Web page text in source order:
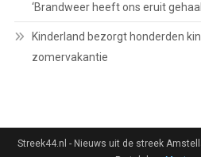
‘Brandweer heeft ons eruit
Kinderland bezorgt honderden
zomervakantie
Streek44.nl - Nieuws uit de streek